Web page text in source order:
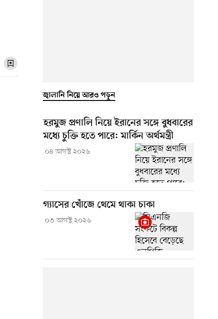
জ্বালানি নিয়ে আরও পড়ুন
হরমুজ প্রণালি নিয়ে ইরানের সঙ্গে বুধবারের
মধ্যে চুক্তি হতে পারে: মার্কিন অর্থমন্ত্রী
০৪ আগস্ট ২০২৬
গ্যাসের খোঁজে থেমে থাকা চাকা
০৩ আগস্ট ২০২৬